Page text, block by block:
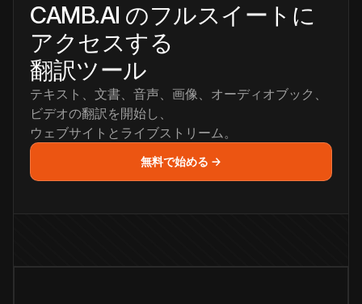
CAMB.AI のフルスイートに
アクセスする
翻訳ツール
テキスト、文書、音声、画像、オーディオブック、
ビデオの翻訳を開始し、
ウェブサイトとライブストリーム。
無料で始める →